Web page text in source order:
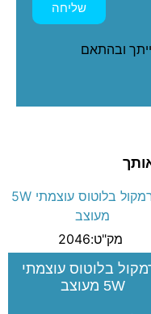
שליחה
ובהתאם
מק"ט:2046
בלוטוס עוצמתי
5W מעוצב